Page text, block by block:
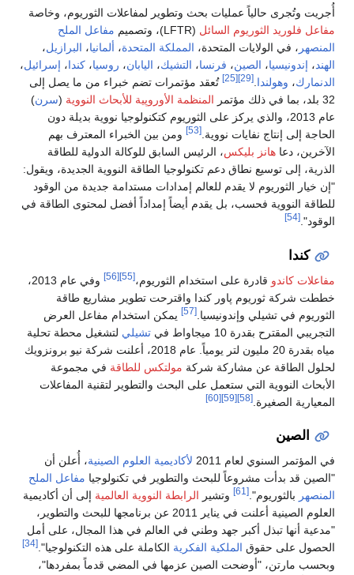
أُجريت وتُجرى حالياً عمليات بحث وتطوير لمفاعلات الثوريوم، وخاصة
مفاعل فلوريد الثوريوم السائل (LFTR)، وتصميم
مفاعل الملح
المنصهر ، في الولايات المتحدة، المملكة المتحدة، ألمانيا، البرازيل،
الهند، إندونيسيا، الصين، فرنسا، التشيك، اليابان، روسيا، كندا، إسرائيل،
الدنمارك، وهولندا [29]
[25]
تُعقد مؤتمرات تضم خبراء من ما يصل إلى
32 بلد، بما في ذلك مؤتمر
المنظمة الأوروپية للأبحاث النووية (سرن)
عام 2013، والذي يركز على الثوريوم كتكنولوجيا نووية بديلة دون
الحاجة إلى إنتاج نفايات نووية. [53]
ومن بين الخبراء المعترف بهم
الآخرين، دعا هانز بليكس، الرئيس السابق للوكالة الدولية للطاقة
الذرية، إلى توسيع نطاق دعم تكنولوجيا الطاقة النووية الجديدة، ويقول:
"إن خيار الثوريوم لا يقدم للعالم إمدادات مستدامة جديدة من الوقود
للطاقة النووية فحسب، بل يقدم أيضاً إمداداً أفضل لمحتوى الطاقة في
الوقود". [54]
كندا
مفاعلات كاندو قادرة على استخدام الثوريوم،[55]
[56]
وفي عام 2013،
خططت شركة ثوريوم پاور كندا واقترحت تطوير مشاريع طاقة
الثوريوم في تشيلي وإندونيسيا. [57]
يمكن استخدام مفاعل العرض
التجريبي المقترح بقدرة 10 ميجاواط في
تشيلي لتشغيل محطة تحلية
مياه بقدرة 20 مليون لتر يومياً. عام 2018، أعلنت شركة نيو برونزويك
لحلول الطاقة عن مشاركة شركة مولتكس للطاقة في مجموعة
الأبحاث النووية التي ستعمل على البحث والتطوير لتقنية المفاعلات
المعيارية الصغيرة. [58]
[59]
[60]
الصين
في المؤتمر السنوي لعام 2011 لأكاديمية العلوم الصينية، أُعلن أن
"الصين قد بدأت مشروعاً للبحث والتطوير في تكنولوجيا مفاعل الملح
المنصهر بالثوريوم".[61] وتشير الرابطة النووية العالمية إلى أن أكاديمية
العلوم الصينية أعلنت في يناير 2011 عن برنامجها للبحث والتطوير،
"مدعية أنها تبذل أكبر جهد وطني في العالم في هذا المجال، على أمل
الحصول على حقوق الملكية الفكرية الكاملة على هذه التكنولوجيا".[34]
وبحسب مارتن، "أوضحت الصين عزمها في المضي قدماً بمفردها"،